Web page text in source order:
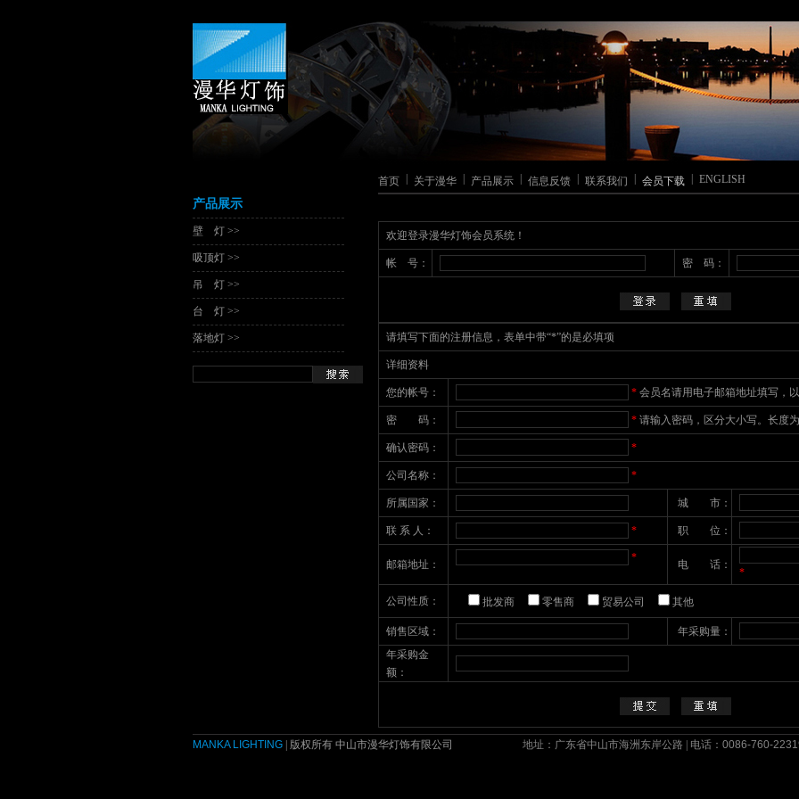
产品展示
壁 灯 >>
吸顶灯 >>
吊 灯 >>
台 灯 >>
落地灯 >>
首页 关于漫华 产品展示 信息反馈 联系我们 会员下载 ENGLISH
欢迎登录漫华灯饰会员系统！
帐 号： 密 码：
请填写下面的注册信息，表单中带“*”的是必填项
详细资料
您的帐号： *会员名请用电子邮箱地址填写，
密 码： *请输入密码，区分大小写。长度
确认密码： *
公司名称： *
所属国家： 城 市：
联 系 人： * 职 位：
邮箱地址：
*
电 话：
*
公司性质： 批发商 零售商 贸易公司 其他
销售区域：
年采购量：
年采购金
额：
MANKA LIGHTING| 版权所有 中山市漫华灯饰有限公司 地址：广东省中山市海洲东岸公路 | 电话： 0086-760-